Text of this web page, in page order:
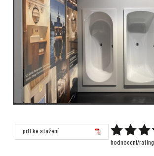
pdf ke stažení
hodnocení/rating